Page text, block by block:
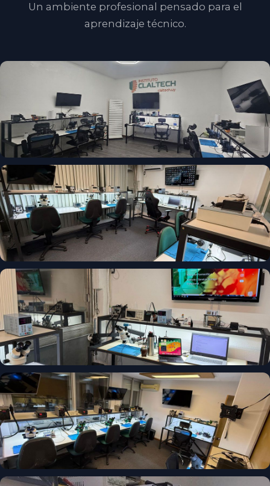
Un ambiente profesional pensado para el
aprendizaje técnico.